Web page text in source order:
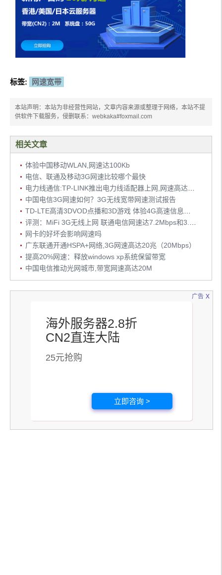
标签: 网速宽带
本站声明：本站为非经营性网站，文章内容来源或整理于网络，本站不提
供软件下载服务，侵删联系：webkaka#foxmail.com
相关文章
体验中国移动WLAN,网速达100Kb
电信、联通及移动3G网速比较哪个最快
中国电信3G网速如何？3G无线宽带网速测试报告
网卡的好坏会影响网速吗
广东联通开通HSPA+网络,3G网速高达20兆（20Mbps）
提高20%网速：释放windows xp系统保留带宽
中国电信推动光网城市,带宽网速高达20M
广告
海外服务器2.8折
CN2直连大陆
25元抢购
立即咨询 >
x